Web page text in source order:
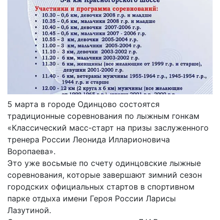
5 марта в городе Одинцово состоятся
традиционные соревнования по лыжным гонкам
«Классический масс-старт на призы заслуженного
тренера России Леонида Илларионовича
Воропаева».
Это уже восьмые по счету одинцовские лыжные
соревнования, которые завершают зимний сезон
городских официальных стартов в спортивном
парке отдыха имени Героя России Ларисы
Лазутиной.